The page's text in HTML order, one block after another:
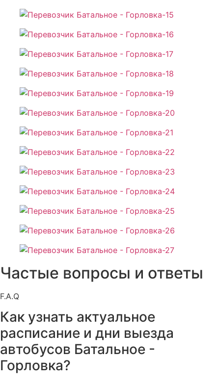
Частые вопросы и ответы
F.A.Q
Как узнать актуальное
расписание и дни выезда
автобусов Батальное -
Горловка?